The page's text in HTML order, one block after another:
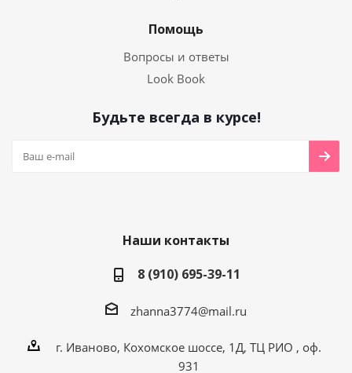
Помощь
Вопросы и ответы
Look Book
Будьте всегда в курсе!
Наши контакты
8 (910) 695-39-11
zhanna3774@mail.ru
г. Иваново, Кохомское шоссе, 1Д, ТЦ РИО , оф.
931